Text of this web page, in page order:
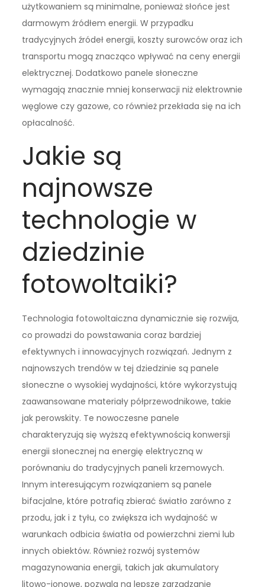
użytkowaniem są minimalne, ponieważ słońce jest
darmowym źródłem energii. W przypadku
tradycyjnych źródeł energii, koszty surowców oraz ich
transportu mogą znacząco wpływać na ceny energii
elektrycznej. Dodatkowo panele słoneczne
wymagają znacznie mniej konserwacji niż elektrownie
węglowe czy gazowe, co również przekłada się na ich
opłacalność.
Jakie są
najnowsze
technologie w
dziedzinie
fotowoltaiki?
Technologia fotowoltaiczna dynamicznie się rozwija,
co prowadzi do powstawania coraz bardziej
efektywnych i innowacyjnych rozwiązań. Jednym z
najnowszych trendów w tej dziedzinie są panele
słoneczne o wysokiej wydajności, które wykorzystują
zaawansowane materiały półprzewodnikowe, takie
jak perowskity. Te nowoczesne panele
charakteryzują się wyższą efektywnością konwersji
energii słonecznej na energię elektryczną w
porównaniu do tradycyjnych paneli krzemowych.
Innym interesującym rozwiązaniem są panele
bifacjalne, które potrafią zbierać światło zarówno z
przodu, jak i z tyłu, co zwiększa ich wydajność w
warunkach odbicia światła od powierzchni ziemi lub
innych obiektów. Również rozwój systemów
magazynowania energii, takich jak akumulatory
litowo-jonowe, pozwala na lepsze zarządzanie